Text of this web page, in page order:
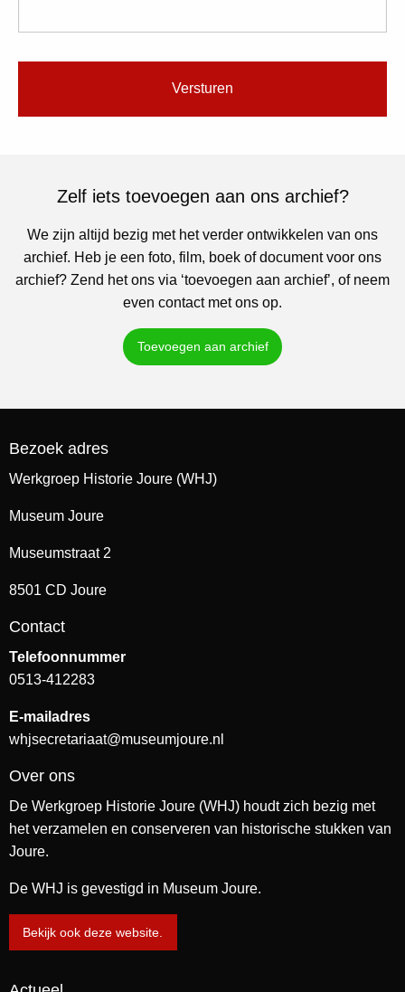
Zelf iets toevoegen aan ons archief?
We zijn altijd bezig met het verder ontwikkelen van ons
archief. Heb je een foto, film, boek of document voor ons
archief? Zend het ons via ‘toevoegen aan archief’, of neem
even contact met ons op.
Toevoegen aan archief
Bezoek adres
Werkgroep Historie Joure (WHJ)
Museum Joure
Museumstraat 2
8501 CD Joure
Contact
Telefoonnummer
0513-412283
E-mailadres
whjsecretariaat@museumjoure.nl
Over ons
De Werkgroep Historie Joure (WHJ) houdt zich bezig met
het verzamelen en conserveren van historische stukken van
Joure.
De WHJ is gevestigd in Museum Joure.
Bekijk ook deze website.